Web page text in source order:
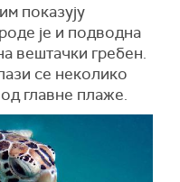
показују
је и подводна
вештачки гребен.
се неколико
главне плаже.